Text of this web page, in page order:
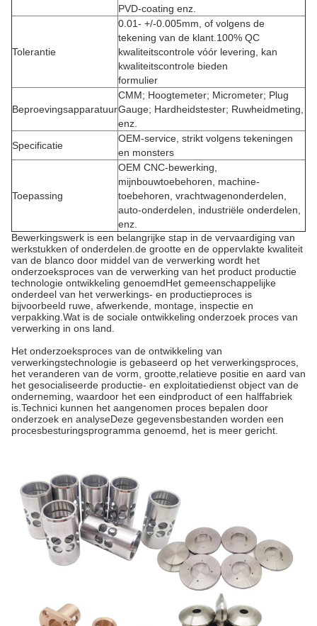
PVD-coating enz.
Tolerantie
0.01- +/-0.005mm, of volgens de
tekening van de klant.100% QC
kwaliteitscontrole vóór levering, kan
kwaliteitscontrole bieden
formulier
Beproevingsapparatuur
CMM; Hoogtemeter; Micrometer; Plug
Gauge; Hardheidstester; Ruwheidmeting,
enz.
Specificatie
OEM-service, strikt volgens tekeningen
en monsters
Toepassing
OEM CNC-bewerking,
mijnbouwtoebehoren, machine-
toebehoren, vrachtwagenonderdelen,
auto-onderdelen, industriële onderdelen,
enz.
Bewerkingswerk is een belangrijke stap in de vervaardiging van
werkstukken of onderdelen.de grootte en de oppervlakte kwaliteit
van de blanco door middel van de verwerking wordt het
onderzoeksproces van de verwerking van het product productie
technologie ontwikkeling genoemdHet gemeenschappelijke
onderdeel van het verwerkings- en productieproces is
bijvoorbeeld ruwe, afwerkende, montage, inspectie en
verpakking.Wat is de sociale ontwikkeling onderzoek proces van
verwerking in ons land.
Het onderzoeksproces van de ontwikkeling van
verwerkingstechnologie is gebaseerd op het verwerkingsproces,
het veranderen van de vorm, grootte,relatieve positie en aard van
het gesocialiseerde productie- en exploitatiedienst object van de
onderneming, waardoor het een eindproduct of een halffabriek
is.Technici kunnen het aangenomen proces bepalen door
onderzoek en analyseDeze gegevensbestanden worden een
procesbesturingsprogramma genoemd, het is meer gericht.